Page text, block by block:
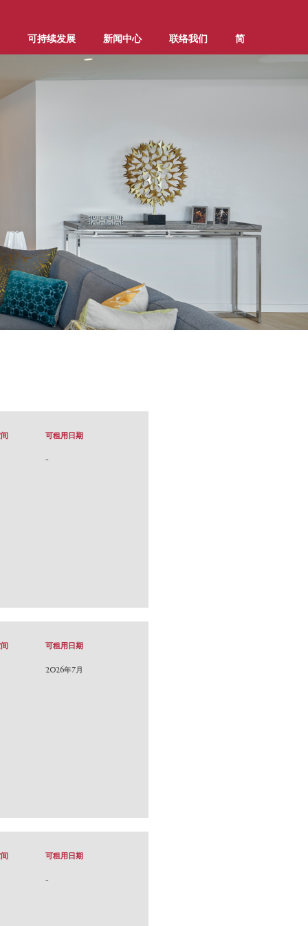
可持续发展 新闻中心 联络我们 简
可租用日期
-
可租用日期
2026年7月
可租用日期
-